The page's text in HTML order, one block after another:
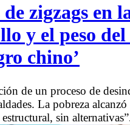
de zigzags
y el peso
chino’
de un proceso de
La pobreza
sin